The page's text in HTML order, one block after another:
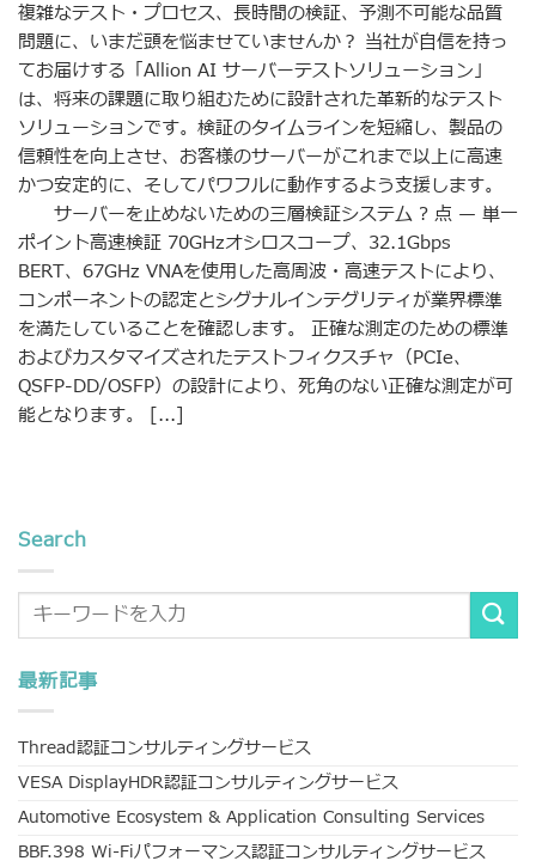
複雑なテスト・プロセス、長時間の検証、予測不可能な品質
問題に、いまだ頭を悩ませていませんか？ 当社が自信を持っ
てお届けする「Allion AI サーバーテストソリューション」
は、将来の課題に取り組むために設計された革新的なテスト
ソリューションです。検証のタイムラインを短縮し、製品の
信頼性を向上させ、お客様のサーバーがこれまで以上に高速
かつ安定的に、そしてパワフルに動作するよう支援します。
サーバーを止めないための三層検証システム ? 点 — 単一
ポイント高速検証 70GHzオシロスコープ、32.1Gbps
BERT、67GHz VNAを使用した高周波・高速テストにより、
コンポーネントの認定とシグナルインテグリティが業界標準
を満たしていることを確認します。 正確な測定のための標準
およびカスタマイズされたテストフィクスチャ（PCIe、
QSFP-DD/OSFP）の設計により、死角のない正確な測定が可
能となります。 [...]
Search
最新記事
Thread認証コンサルティングサービス
VESA DisplayHDR認証コンサルティングサービス
Automotive Ecosystem & Application Consulting Services
BBF.398 Wi-Fiパフォーマンス認証コンサルティングサービス